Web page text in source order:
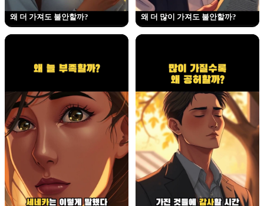
왜 더 가져도 불안할까? 왜 더 많이 가져도 불안할까?